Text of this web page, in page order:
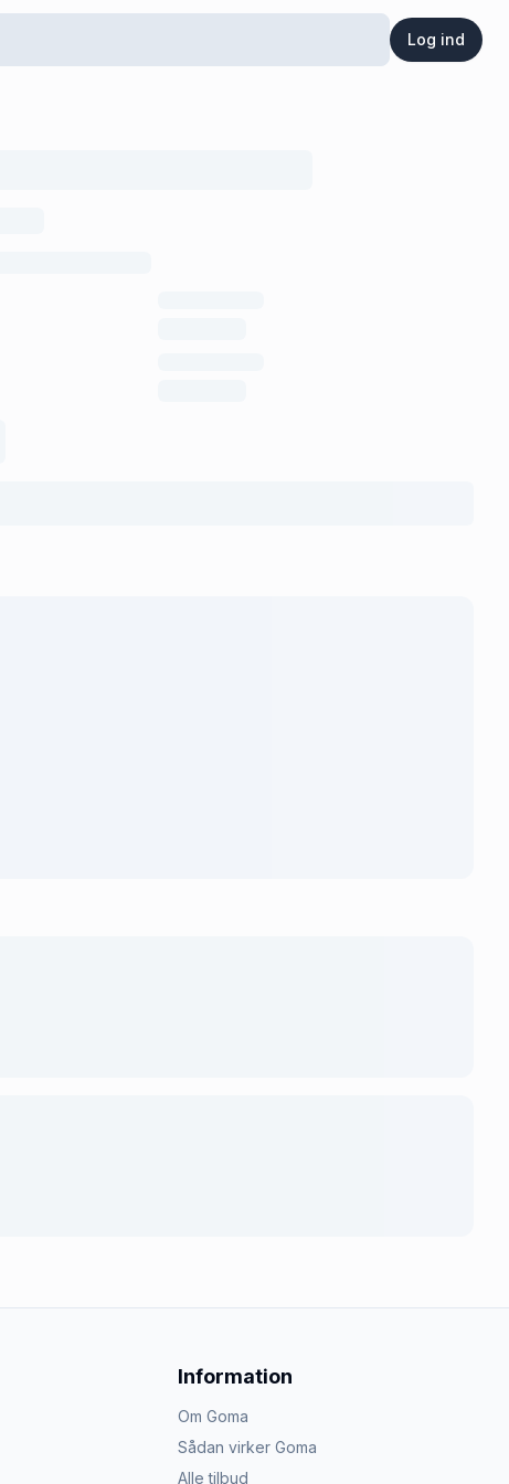
Log ind
Information
Om Goma
Sådan virker Goma
Alle tilbud